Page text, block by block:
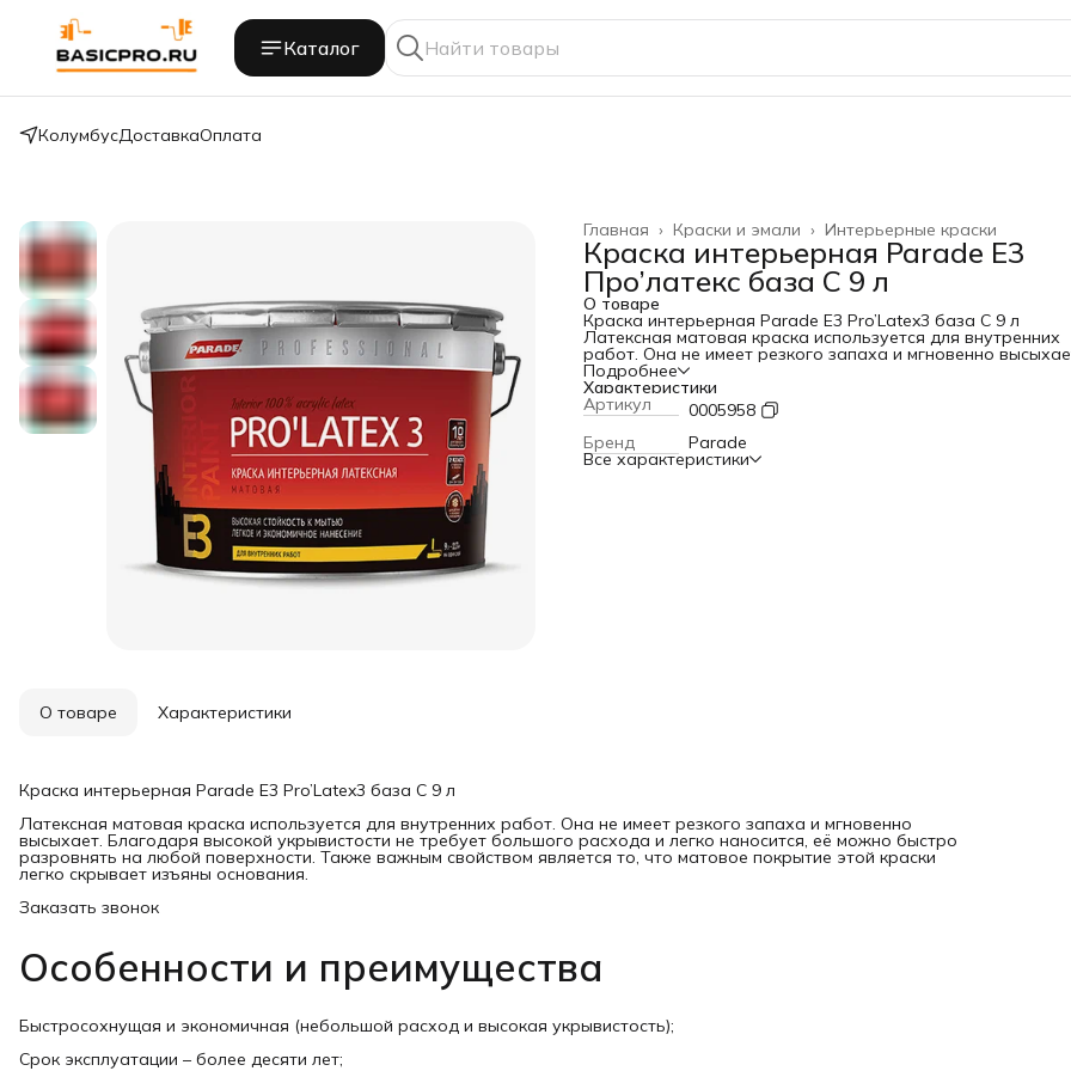
Каталог
КолумбусДоставкаОплата
Интерьерные краски
Краски и эмали ›
Главная ›
Краска интерьерная Parade E3
Про’латекс база С 9 л
О товаре
Краска интерьерная Parade E3 Pro’Latex3 база С 9 л
Латексная матовая краска используется для внутренних
работ. Она не имеет резкого запаха и мгновенно
Благодаря высокой укрывистости не требует большого
расхода и легко наносится, её можно быстро разровнять
любой поверхности. Также важным свойством является то,
матовое покрытие этой краски легко скрывает изъяны
основания.
Заказать звонок
Особенности и преимущества
покрытия до шероховатости. Все несовершенства
зашпатлевать, после высыхания поверхность следует
отшлифовать.
Грунтование:
Нанесение:
Для большего результата нанести средство в два слоя. До
12°C и влажности воздуха более 80% краску применять не
рекомендовано, так как может повлиять на конечный
Подробнее
Характеристики
Артикул
0005958
Бренд
Parade
Все характеристики
О товаре Характеристики
Краска интерьерная Parade E3 Pro’Latex3 база С 9 л
Латексная матовая краска используется для внутренних работ. Она не имеет резкого запаха и мгновенно
высыхает. Благодаря высокой укрывистости не требует большого расхода и легко наносится, её можно быстро
разровнять на любой поверхности. Также важным свойством является то, что матовое покрытие этой краски
легко скрывает изъяны основания.
Заказать звонок
Особенности и преимущества
Быстросохнущая и экономичная (небольшой расход и высокая укрывистость);
Срок эксплуатации – более десяти лет;